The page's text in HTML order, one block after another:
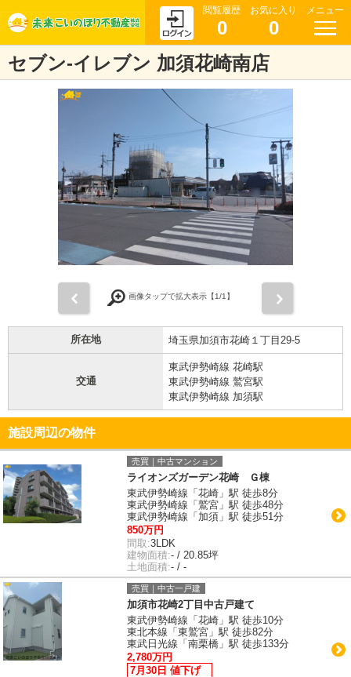
閲覧履歴
0
お気に入り
0
メニュー
セブン-イレブン 加須花崎南店
画像タップで拡大表示【1/1】
所在地 埼玉県加須市花崎１丁目29-5
交通
東武伊勢崎線 花崎駅
東武伊勢崎線 鷲宮駅
東武伊勢崎線 加須駅
施設周辺の物件
売買｜中古マンション
ライオンズガーデン花崎 Ｇ棟
東武伊勢崎線「花崎」駅 徒歩8分
東武伊勢崎線「鷲宮」駅 徒歩48分
東武伊勢崎線「加須」駅 徒歩51分
850万円
間取:3LDK
建物面積:- / 20.85坪
土地面積:- / -
売買｜中古一戸建
加須市花崎2丁目中古戸建て
東武伊勢崎線「花崎」駅 徒歩10分
東北本線「東鷲宮」駅 徒歩82分
東武日光線「南栗橋」駅 徒歩133分
2,780万円
7月30日 値下げ